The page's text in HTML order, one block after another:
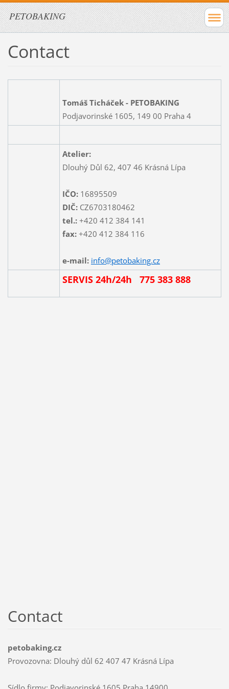
PETOBAKING
Contact
Tomáš Ticháček - PETOBAKING
Podjavorinské 1605, 149 00 Praha 4
Atelier:
Dlouhý Důl 62, 407 46 Krásná Lípa
IČO:16895509
DIČ:CZ6703180462
tel.:+420 412 384 141
fax:+420 412 384 116
e-mail: info@petobaking.cz
SERVIS 24h/24h 775 383 888
Contact
petobaking.cz
Provozovna: Dlouhý důl 62 407 47 Krásná Lípa